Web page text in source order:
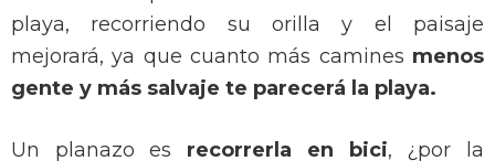
playa, recorriendo su orilla y el paisaje
mejorará, ya que cuanto más camines menos
gente y más salvaje te parecerá la playa.
Un planazo es recorrerla en bici, ¿por la